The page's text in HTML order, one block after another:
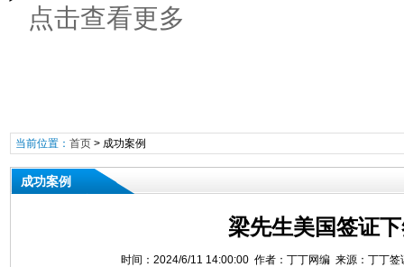
点击查看更多
当前位置： 首页> 成功案例
成功案例
梁先生美国签证
时间：2024/6/11 14:00:00 作者：丁丁网编 来源：丁丁